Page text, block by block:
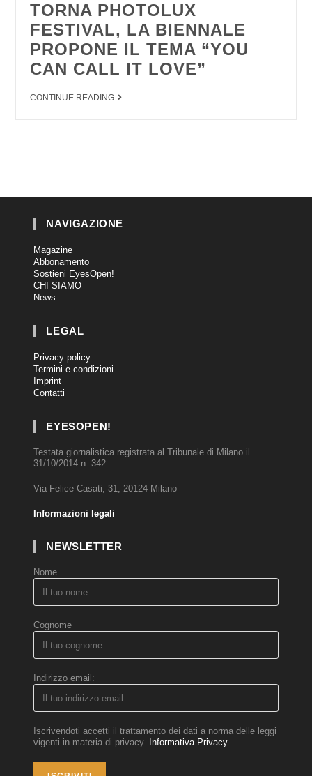
TORNA PHOTOLUX
FESTIVAL, LA BIENNALE
PROPONE IL TEMA “YOU
CAN CALL IT LOVE”
CONTINUE READING
NAVIGAZIONE
Magazine
Abbonamento
Sostieni EyesOpen!
CHI SIAMO
News
LEGAL
Privacy policy
Termini e condizioni
Imprint
Contatti
EYESOPEN!
Testata giornalistica registrata al Tribunale di Milano il
31/10/2014 n. 342
Via Felice Casati, 31, 20124 Milano
Informazioni legali
NEWSLETTER
Nome
Cognome
Indirizzo email:
Iscrivendoti accetti il trattamento dei dati a norma delle leggi
vigenti in materia di privacy. Informativa Privacy